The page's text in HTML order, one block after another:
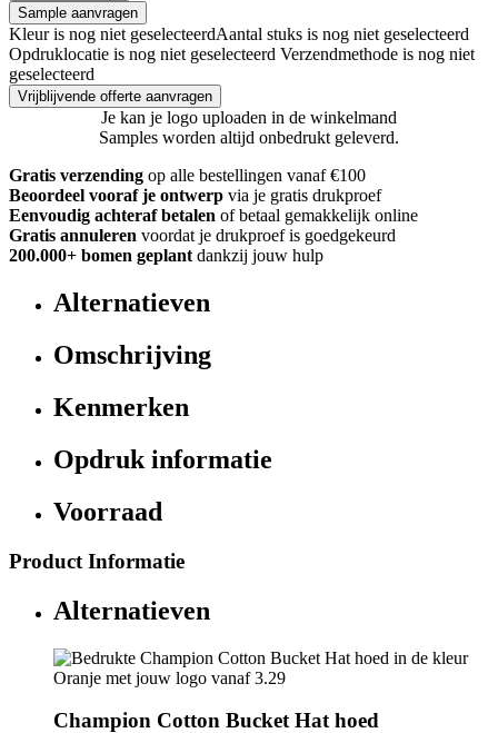
Sample aanvragen
Kleur is nog niet geselecteerdAantal stuks is nog niet geselecteerd
Opdruklocatie is nog niet geselecteerd Verzendmethode is nog niet
geselecteerd
Vrijblijvende offerte aanvragen
Je kan je logo uploaden in de winkelmand
Samples worden altijd onbedrukt geleverd.
Gratis verzending op alle bestellingen vanaf €100
Beoordeel vooraf je ontwerp via je gratis drukproef
Eenvoudig achteraf betalen of betaal gemakkelijk online
Gratis annuleren voordat je drukproef is goedgekeurd
200.000+ bomen geplant dankzij jouw hulp
Alternatieven
Omschrijving
Kenmerken
Opdruk informatie
Voorraad
Product Informatie
Alternatieven
Champion Cotton Bucket Hat hoed